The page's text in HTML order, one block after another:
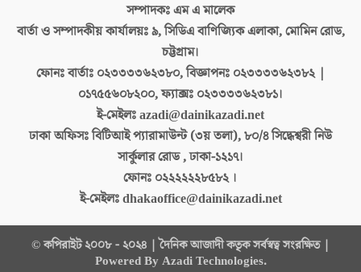
সম্পাদকঃএম এ মালেক
বার্তা ও সম্পাদকীয় কার্যালয়ঃ৯, সিডিএ বাণিজ্যিক এলাকা, মোমিন রোড,
চট্টগ্রাম।
ফোনঃ বার্তাঃ ০২৩৩৩৩৬২৩৮০, বিজ্ঞাপনঃ ০২৩৩৩৩৬২৩৮২ |
০১৭৫৫৬০৮২০০, ফ্যাক্সঃ ০২৩৩৩৩৬২৩৮১।
ই-মেইলঃazadi@dainikazadi.net
ঢাকা অফিসঃবিটিআই প্যারামাউন্ট (৩য় তলা), ৮০/৪ সিদ্ধেশ্বরী নিউ
সার্কুলার রোড , ঢাকা-১২১৭।
ফোনঃ ০২২২২২২৮৫৮২ ।
ই-মেইলঃdhakaoffice@dainikazadi.net
© কপিরাইট ২০০৮ - ২০২৪ | দৈনিক আজাদী কতৃক সর্বস্বত্ব সংরক্ষিত |
Powered By Azadi Technologies.